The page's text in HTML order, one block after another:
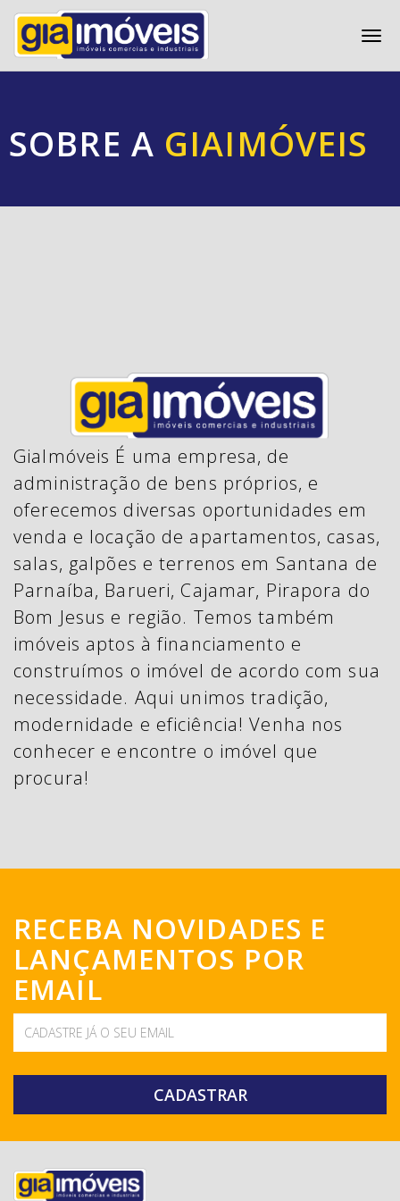
SOBRE A GIAIMÓVEIS
GiaImóveis É uma empresa, de
administração de bens próprios, e
oferecemos diversas oportunidades em
venda e locação de apartamentos, casas,
salas, galpões e terrenos em Santana de
Parnaíba, Barueri, Cajamar, Pirapora do
Bom Jesus e região. Temos também
imóveis aptos à financiamento e
construímos o imóvel de acordo com sua
necessidade. Aqui unimos tradição,
modernidade e eficiência! Venha nos
conhecer e encontre o imóvel que
procura!
RECEBA NOVIDADES E
LANÇAMENTOS POR
EMAIL